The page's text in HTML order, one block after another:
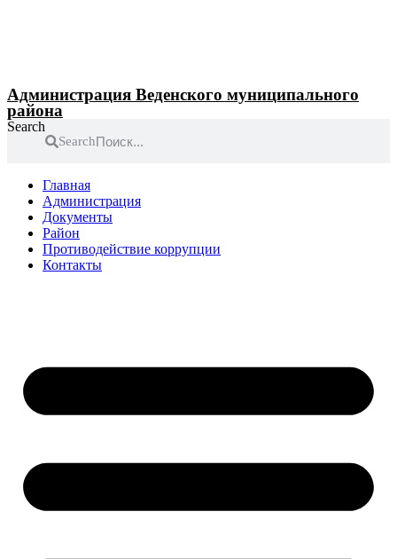
Администрация Веденского муниципального
района
Search
Search
Главная
Администрация
Документы
Район
Противодействие коррупции
Контакты